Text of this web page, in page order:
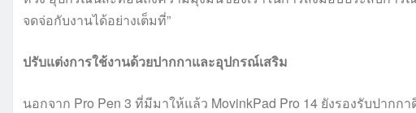
จดจ่อกับงานได้อย่างเต็มที่”
ปรับแต่งการใช้งานด้วยปากกาและอุปกรณ์เสริม
นอกจาก Pro Pen 3 ที่มีมาให้แล้ว MovinkPad Pro 14 ยังรองรับปากก